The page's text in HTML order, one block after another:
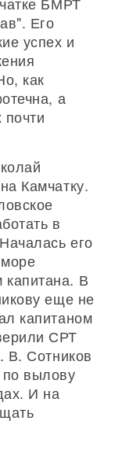
Его
успех и
как
а
Камчатку.
в
его
В
еще не
капитаном
СРТ
В. Сотников
вылову
И на